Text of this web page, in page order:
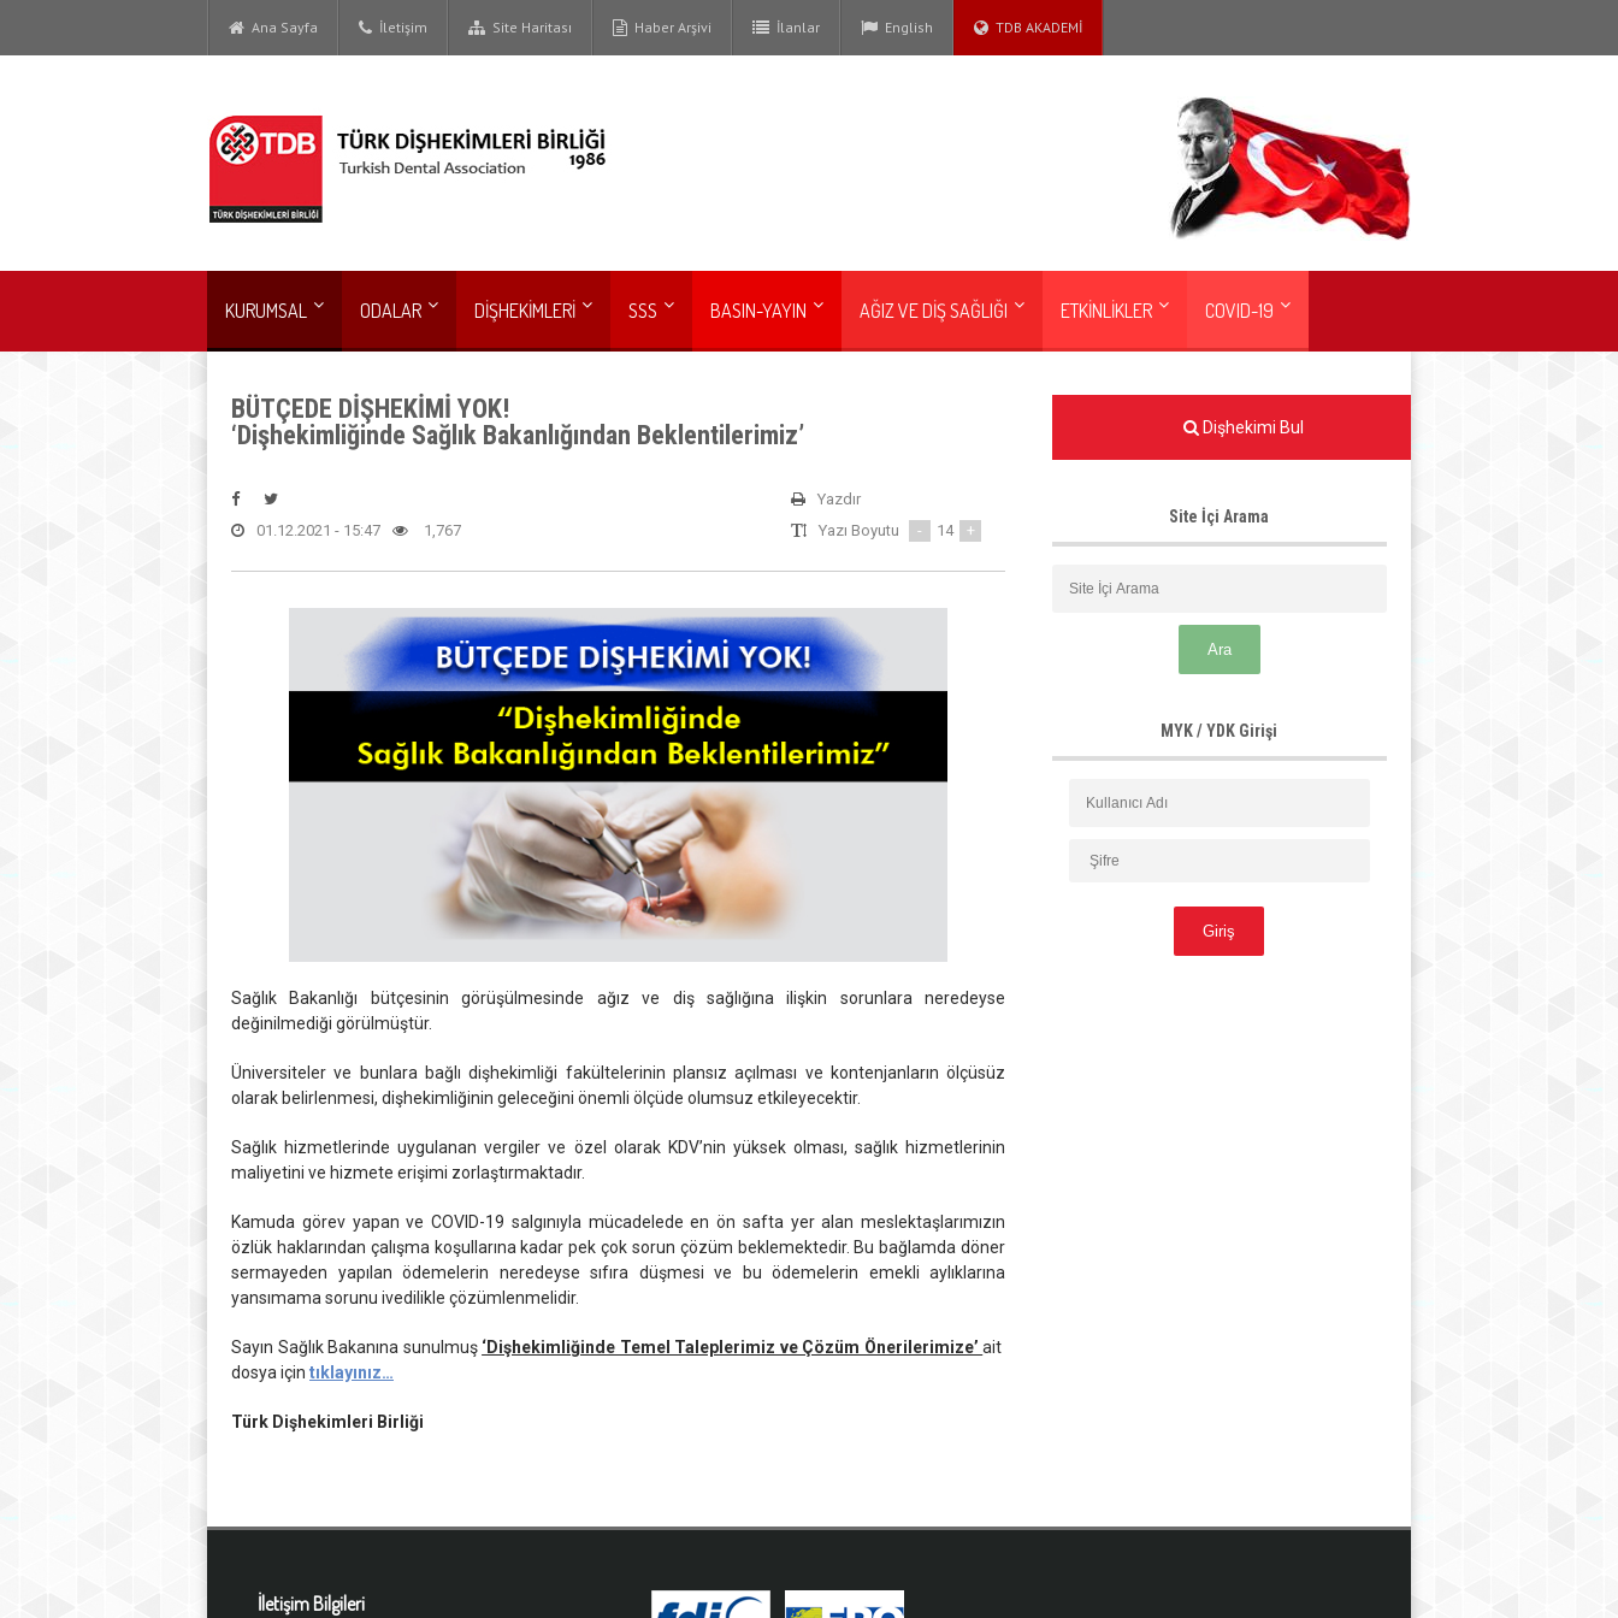
Ana Sayfa İletişim Site Haritası Haber Arşivi İlanlar English TDB AKADEMİ
KURUMSAL ODALAR DİŞHEKİMLERİ SSS BASIN-YAYIN AĞIZ VE DİŞ SAĞLIĞI ETKİNLİKLER COVID-19
BÜTÇEDE DİŞHEKİMİ YOK!
‘Dişhekimliğinde Sağlık Bakanlığından Beklentilerimiz’
Yazdır
Yazı Boyutu
- 14 +
01.12.2021 - 15:47 1,767
Sağlık Bakanlığı bütçesinin görüşülmesinde ağız ve diş sağlığına ilişkin sorunlara neredeyse
değinilmediği görülmüştür.
Üniversiteler ve bunlara bağlı dişhekimliği fakültelerinin plansız açılması ve kontenjanların ölçüsüz
olarak belirlenmesi, dişhekimliğinin geleceğini önemli ölçüde olumsuz etkileyecektir.
Sağlık hizmetlerinde uygulanan vergiler ve özel olarak KDV’nin yüksek olması, sağlık hizmetlerinin
maliyetini ve hizmete erişimi zorlaştırmaktadır.
Kamuda görev yapan ve COVID-19 salgınıyla mücadelede en ön safta yer alan meslektaşlarımızın
özlük haklarından çalışma koşullarına kadar pek çok sorun çözüm beklemektedir. Bu bağlamda döner
sermayeden yapılan ödemelerin neredeyse sıfıra düşmesi ve bu ödemelerin emekli aylıklarına
yansımama sorunu ivedilikle çözümlenmelidir.
Sayın Sağlık Bakanına sunulmuş ‘Dişhekimliğinde Temel Taleplerimiz ve Çözüm Önerilerimize’ait
dosya için tıklayınız…
Türk Dişhekimleri Birliği
Dişhekimi Bul
Site İçi Arama
MYK / YDK Girişi
İletişim Bilgileri